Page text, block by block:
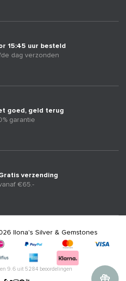
15:45 uur besteld
dag verzonden
goed, geld terug
garantie
verzending
€65.-
Ilona's Silver & Gemstones
9.6uit 5284beoordelingen